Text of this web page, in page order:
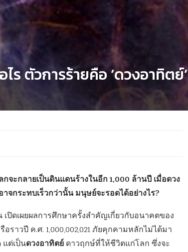
ร ตัวการร้ายคือ ‘ดวงอาทิตย์’
จะกลายเป็นดินแดนร้างในอีก 1,000 ล้านปี เมื่อดวง
กระทบเร็วกว่านั้น มนุษย์จะรอดได้อย่างไร?
ดเผยผลการศึกษาครั้งสำคัญเกี่ยวกับอนาคตของ
าวปี ค.ศ. 1,000,002,021 ภัยคุกคามหลักไม่ได้มา
ต่เป็นดวงอาทิตย์ ดาวฤกษ์ที่ให้ชีวิตแก่โลก ซึ่งจะ